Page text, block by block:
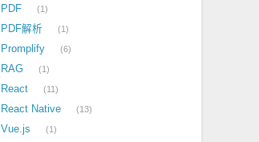
PDF 1
PDF解析 1
Promplify 6
RAG 1
React 11
React Native 13
Vue.js 1